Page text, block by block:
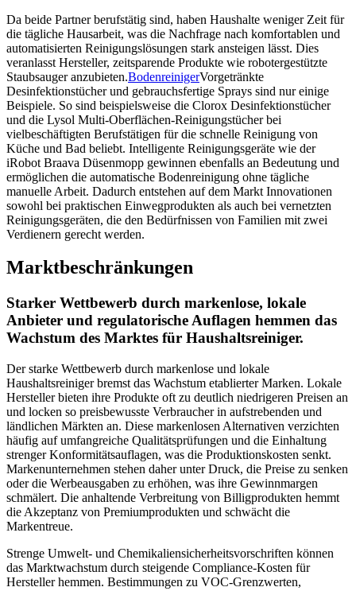
Da beide Partner berufstätig sind, haben Haushalte weniger Zeit für
die tägliche Hausarbeit, was die Nachfrage nach komfortablen und
automatisierten Reinigungslösungen stark ansteigen lässt. Dies
veranlasst Hersteller, zeitsparende Produkte wie robotergestützte
Staubsauger anzubieten.BodenreinigerVorgetränkte
Desinfektionstücher und gebrauchsfertige Sprays sind nur einige
Beispiele. So sind beispielsweise die Clorox Desinfektionstücher
und die Lysol Multi-Oberflächen-Reinigungstücher bei
vielbeschäftigten Berufstätigen für die schnelle Reinigung von
Küche und Bad beliebt. Intelligente Reinigungsgeräte wie der
iRobot Braava Düsenmopp gewinnen ebenfalls an Bedeutung und
ermöglichen die automatische Bodenreinigung ohne tägliche
manuelle Arbeit. Dadurch entstehen auf dem Markt Innovationen
sowohl bei praktischen Einwegprodukten als auch bei vernetzten
Reinigungsgeräten, die den Bedürfnissen von Familien mit zwei
Verdienern gerecht werden.
Marktbeschränkungen
Starker Wettbewerb durch markenlose, lokale
Anbieter und regulatorische Auflagen hemmen das
Wachstum des Marktes für Haushaltsreiniger.
Der starke Wettbewerb durch markenlose und lokale
Haushaltsreiniger bremst das Wachstum etablierter Marken. Lokale
Hersteller bieten ihre Produkte oft zu deutlich niedrigeren Preisen an
und locken so preisbewusste Verbraucher in aufstrebenden und
ländlichen Märkten an. Diese markenlosen Alternativen verzichten
häufig auf umfangreiche Qualitätsprüfungen und die Einhaltung
strenger Konformitätsauflagen, was die Produktionskosten senkt.
Markenunternehmen stehen daher unter Druck, die Preise zu senken
oder die Werbeausgaben zu erhöhen, was ihre Gewinnmargen
schmälert. Die anhaltende Verbreitung von Billigprodukten hemmt
die Akzeptanz von Premiumprodukten und schwächt die
Markentreue.
Strenge Umwelt- und Chemikaliensicherheitsvorschriften können
das Marktwachstum durch steigende Compliance-Kosten für
Hersteller hemmen. Bestimmungen zu VOC-Grenzwerten,